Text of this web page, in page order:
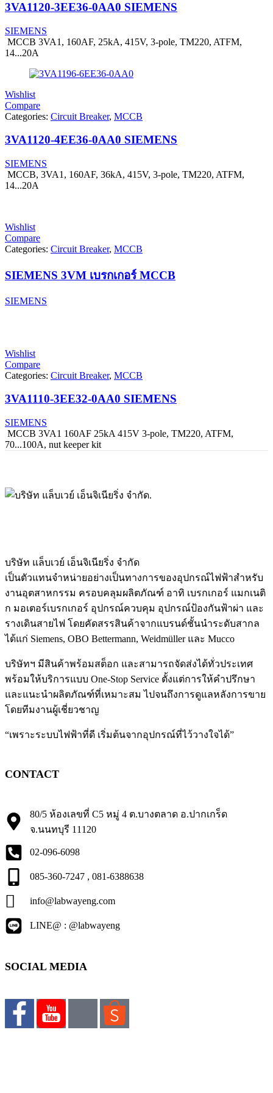
3VA1120-3EE36-0AA0 SIEMENS
SIEMENS
MCCB 3VA1, 160AF, 25kA, 415V, 3-pole, TM220, ATFM,
14...20A
Wishlist
Compare
Categories: Circuit Breaker, MCCB
3VA1120-4EE36-0AA0 SIEMENS
SIEMENS
MCCB, 3VA1, 160AF, 36kA, 415V, 3-pole, TM220, ATFM,
14...20A
Wishlist
Compare
Categories: Circuit Breaker, MCCB
SIEMENS 3VM เบรกเกอร์ MCCB
SIEMENS
Wishlist
Compare
Categories: Circuit Breaker, MCCB
3VA1110-3EE32-0AA0 SIEMENS
SIEMENS
MCCB 3VA1 160AF 25kA 415V 3-pole, TM220, ATFM,
70...100A, nut keeper kit
บริษัท แล็บเวย์ เอ็นจิเนียริ่ง จำกัด
เป็นตัวแทนจำหน่ายอย่างเป็นทางการของอุปกรณ์ไฟฟ้าสำหรับ
งานอุตสาหกรรม ครอบคลุมผลิตภัณฑ์ อาทิ เบรกเกอร์ แมกเนติ
ก มอเตอร์เบรกเกอร์ อุปกรณ์ควบคุม อุปกรณ์ป้องกันฟ้าผ่า และ
รางเดินสายไฟ โดยคัดสรรสินค้าจากแบรนด์ชั้นนำระดับสากล
ได้แก่ Siemens, OBO Bettermann, Weidmüller และ Mucco
บริษัทฯ มีสินค้าพร้อมสต็อก และสามารถจัดส่งได้ทั่วประเทศ
พร้อมให้บริการแบบ One-Stop Service ตั้งแต่การให้คำปรึกษา
และแนะนำผลิตภัณฑ์ที่เหมาะสม ไปจนถึงการดูแลหลังการขาย
โดยทีมงานผู้เชี่ยวชาญ
“เพราะระบบไฟฟ้าที่ดี เริ่มต้นจากอุปกรณ์ที่ไว้วางใจได้”
CONTACT
80/5 ห้องเลขที่ C5 หมู่ 4 ต.บางตลาด อ.ปากเกร็ด
จ.นนทบุรี 11120
02-096-6098
085-360-7247 , 081-6388638
info@labwayeng.com
LINE@ : @labwayeng
SOCIAL MEDIA